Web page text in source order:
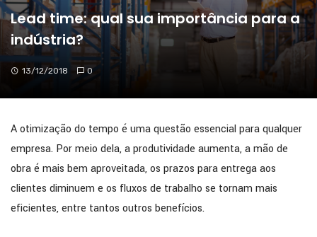
Lead time: qual sua importância para a
indústria?
13/12/2018 0
A otimização do tempo é uma questão essencial para qualquer
empresa. Por meio dela, a produtividade aumenta, a mão de
obra é mais bem aproveitada, os prazos para entrega aos
clientes diminuem e os fluxos de trabalho se tornam mais
eficientes, entre tantos outros benefícios.